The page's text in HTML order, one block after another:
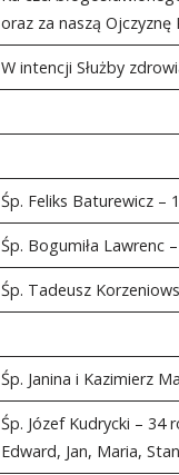
oraz za naszą Ojczyznę
W intencji Służby
Śp. Feliks Baturewicz –
Śp. Bogumiła Lawrenc
Śp. Tadeusz
Śp. Janina i Kazimierz
Śp. Józef Kudrycki – 34
Edward, Jan, Maria,